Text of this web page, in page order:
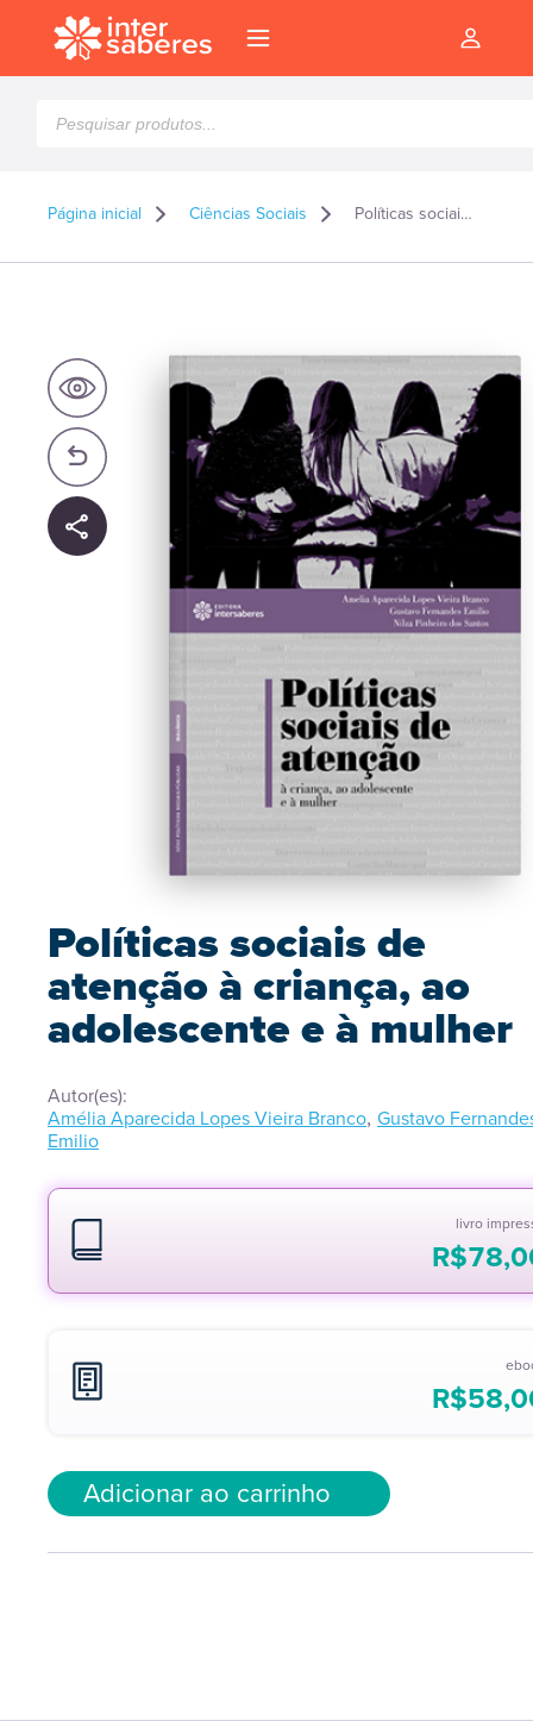
produtos
Página inicial Ciências Sociais Políticas sociais de atenção à criança, ao adolescente e à mulher
Políticas sociais de
atenção à criança, ao
adolescente e à mulher
Autor(es):
Amélia Aparecida Lopes Vieira Branco, Gustavo
Emilio
livro
R$
R$
Adicionar ao carrinho